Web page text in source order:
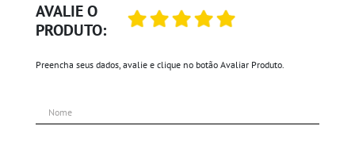
AVALIE O
PRODUTO:
Preencha seus dados, avalie e clique no botão Avaliar Produto.